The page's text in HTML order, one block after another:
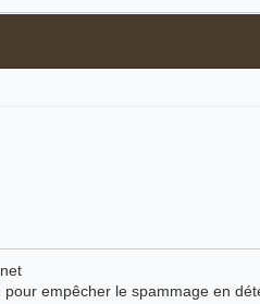
empêcher le spammage en